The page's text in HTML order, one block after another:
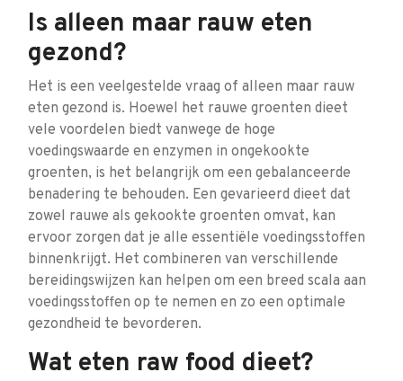
Is alleen maar rauw eten
gezond?
Het is een veelgestelde vraag of alleen maar rauw
eten gezond is. Hoewel het rauwe groenten dieet
vele voordelen biedt vanwege de hoge
voedingswaarde en enzymen in ongekookte
groenten, is het belangrijk om een gebalanceerde
benadering te behouden. Een gevarieerd dieet dat
zowel rauwe als gekookte groenten omvat, kan
ervoor zorgen dat je alle essentiële voedingsstoffen
binnenkrijgt. Het combineren van verschillende
bereidingswijzen kan helpen om een breed scala aan
voedingsstoffen op te nemen en zo een optimale
gezondheid te bevorderen.
Wat eten raw food dieet?